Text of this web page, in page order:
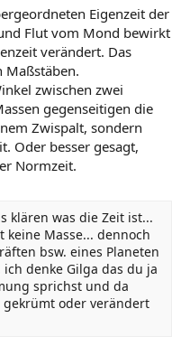
Eigenzeit der
Flut vom Mond bewirkt
verändert. Das
Maßstäben.
zwischen zwei
gegenseitigen die
Zwispalt, sondern
Oder besser gesagt,
Normzeit.
klären was die Zeit ist...
keine Masse... dennoch
bsw. eines Planeten
denke Gilga das du ja
sprichst und da
gekrümt oder verändert